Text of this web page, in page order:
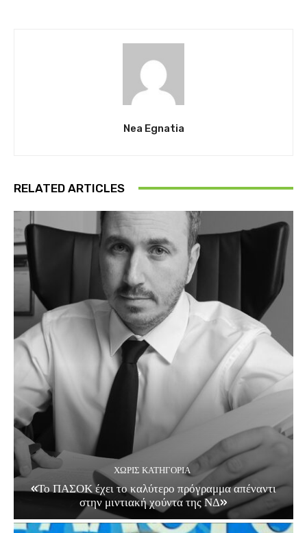
Nea Egnatia
RELATED ARTICLES
ΧΩΡΊΣ ΚΑΤΗΓΟΡΊΑ
«Το ΠΑΣΟΚ έχει το καλύτερο πρόγραμμα απέναντι
στην μιντιακή χούντα της ΝΔ»